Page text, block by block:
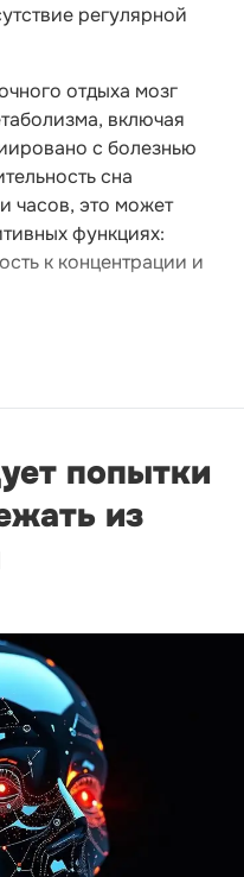
регулярной
отдыха мозг
включая
с болезнью
сна
часов, это может
функциях:
к концентрации и
попытки
из